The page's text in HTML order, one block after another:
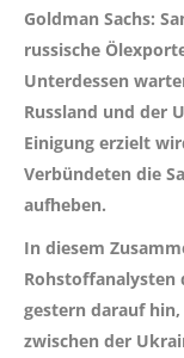
Goldman Sachs:
russische
Unterdessen
Russland und der
Einigung erzielt
Verbündeten die
aufheben.
In diesem
Rohstoffanalysten
gestern darauf
zwischen der